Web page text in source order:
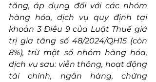
tăng, áp dụng đối với các nhóm
hàng hóa, dịch vụ quy định tại
khoản 3 Điều 9 của Luật Thuế giá
trị gia tăng số 48/2024/QH15 (còn
8%), trừ một số nhóm hàng hóa,
dịch vụ sau: viễn thông, hoạt động
tài chính, ngân hàng, chứng